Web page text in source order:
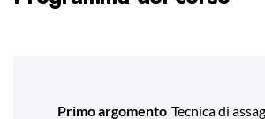
Primo argomento Tecnica di